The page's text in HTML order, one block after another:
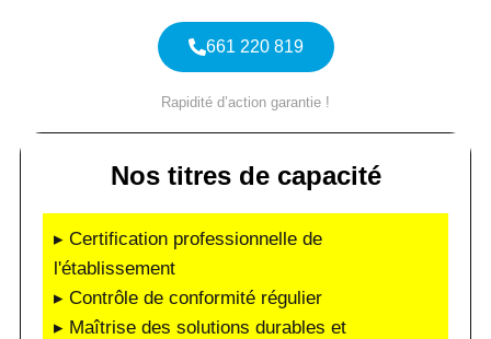
661 220 819
Rapidité d’action garantie !
Nos titres de capacité
▸ Certification professionnelle de
l'établissement
▸ Contrôle de conformité régulier
▸ Maîtrise des solutions durables et